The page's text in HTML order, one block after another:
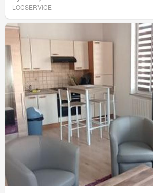
LOCSERVICE